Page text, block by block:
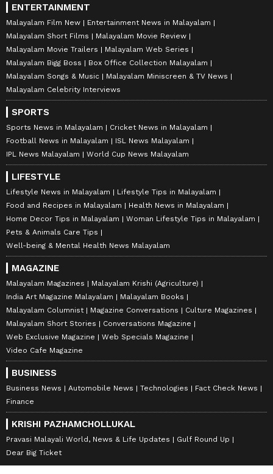
ENTERTAINMENT
Malayalam Film New
Entertainment News in Malayalam
Malayalam Short Films
Malayalam Movie Review
Malayalam Movie Trailers
Malayalam Web Series
Malayalam Bigg Boss
Box Office Collection Malayalam
Malayalam Songs & Music
Malayalam Miniscreen & TV News
Malayalam Celebrity Interviews
SPORTS
Sports News in Malayalam
Cricket News in Malayalam
Football News in Malayalam
ISL News Malayalam
IPL News Malayalam
World Cup News Malayalam
LIFESTYLE
Lifestyle News in Malayalam
Lifestyle Tips in Malayalam
Food and Recipes in Malayalam
Health News in Malayalam
Home Decor Tips in Malayalam
Woman Lifestyle Tips in Malayalam
Pets & Animals Care Tips
Well-being & Mental Health News Malayalam
MAGAZINE
Malayalam Magazines
Malayalam Krishi (Agriculture)
India Art Magazine Malayalam
Malayalam Books
Malayalam Columnist
Magazine Conversations
Culture Magazines
Malayalam Short Stories
Conversations Magazine
Web Exclusive Magazine
Web Specials Magazine
Video Cafe Magazine
BUSINESS
Business News Automobile News Technologies
Fact Check News
Finance
KRISHI PAZHAMCHOLLUKAL
Pravasi Malayali World, News & Life Updates
Gulf Round Up
Dear Big Ticket